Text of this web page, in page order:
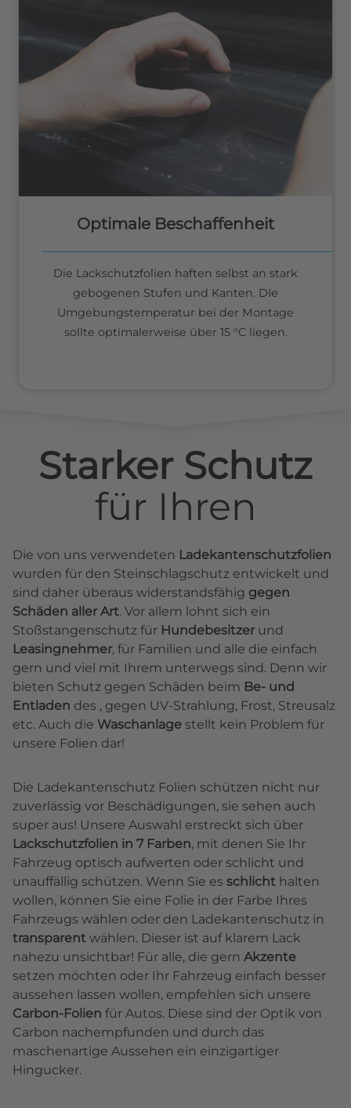
Optimale Beschaffenheit
Die Lackschutzfolien haften selbst an stark
gebogenen Stufen und Kanten. DIe
Umgebungstemperatur bei der Montage
sollte optimalerweise über 15 °C liegen.
Starker Schutz
für Ihren
Die von uns verwendeten Ladekantenschutzfolien
wurden für den Steinschlagschutz entwickelt und
sind daher überaus widerstandsfähig gegen
Schäden aller Art. Vor allem lohnt sich ein
Stoßstangenschutz für Hundebesitzerund
Leasingnehmer, für Familien und alle die einfach
gern und viel mit Ihrem unterwegs sind. Denn wir
bieten Schutz gegen Schäden beim Be- und
Entladen des , gegen UV-Strahlung, Frost, Streusalz
etc. Auch die Waschanlage stellt kein Problem für
unsere Folien dar!
Die Ladekantenschutz Folien schützen nicht nur
zuverlässig vor Beschädigungen, sie sehen auch
super aus! Unsere Auswahl erstreckt sich über
Lackschutzfolien in 7 Farben, mit denen Sie Ihr
Fahrzeug optisch aufwerten oder schlicht und
unauffällig schützen. Wenn Sie es schlicht halten
wollen, können Sie eine Folie in der Farbe Ihres
Fahrzeugs wählen oder den Ladekantenschutz in
transparent wählen. Dieser ist auf klarem Lack
nahezu unsichtbar! Für alle, die gern Akzente
setzen möchten oder Ihr Fahrzeug einfach besser
aussehen lassen wollen, empfehlen sich unsere
Carbon-Folien für Autos. Diese sind der Optik von
Carbon nachempfunden und durch das
maschenartige Aussehen ein einzigartiger
Hingucker.